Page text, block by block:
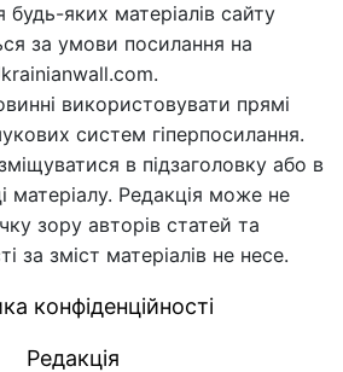
будь-яких матеріалів сайту
за умови посилання на
використовувати прямі
систем гіперпосилання.
в підзаголовку або в
матеріалу. Редакція може не
зору авторів статей та
за зміст матеріалів не несе.
конфіденційності
Редакція